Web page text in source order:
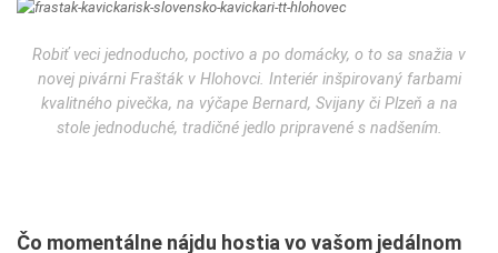
Robiť veci jednoducho, poctivo a po domácky, o to sa snažia v
novej pivárni Frašták v Hlohovci. Interiér inšpirovaný farbami
kvalitného pivečka, na výčape Bernard, Svijany či Plzeň a na
stole jednoduché, tradičné jedlo pripravené s nadšením.
Čo momentálne nájdu hostia vo vašom jedálnom